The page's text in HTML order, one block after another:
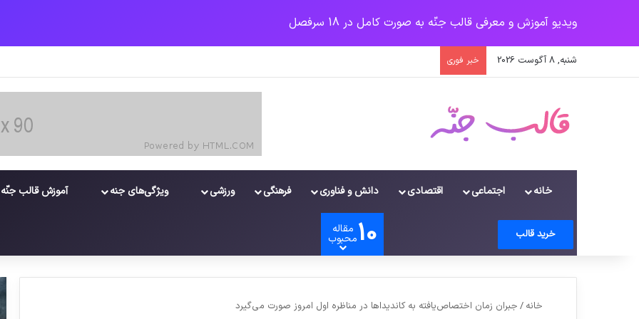
ویدیو آموزش و معرفی قالب جنّه به صورت کامل در 18 سرفصل
شنبه, 8 آگوست 2026 خبر فوری
خانه اجتماعی اقتصادی دانش و فناوری فرهنگی ورزشی ویژگی‌های جنه آموزش قالب جنّه
خرید قالب تغییر پوسته
جستجو برای
10 مقاله
محبوب
خانه / جبران زمان اختصاص‌یافته به کاندیداها در مناظره اول امروز صورت می‌گیرد